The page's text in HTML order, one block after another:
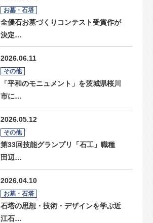
お墓・石塔
全優石お墓づくりコンテスト受賞作が
決定…
2026.06.11
その他
「平和のモニュメント」を茨城県桜川
市に…
2026.05.12
その他
第33回技能グランプリ「石工」職種
田辺…
2026.04.10
お墓・石塔
石塔の思想・技術・デザインを学ぶ近
江石…